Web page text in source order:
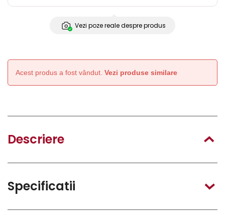
Vezi poze reale despre produs
Acest produs a fost vândut. Vezi produse similare
Descriere
Specificatii